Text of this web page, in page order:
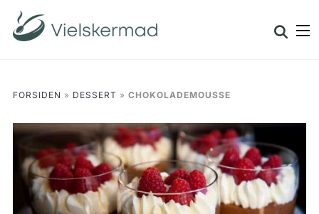
Skip
content
Search
for:
FORSIDEN » DESSERT » CHOKOLADEMOUSSE